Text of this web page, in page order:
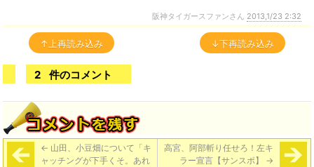
阪神タイガースファンさん 2013,1/23 2:32
↑上再読み込み ↓下再読み込み
2 件のコメント
← 山田、小豆畑について「キ
ャッチングが下手くそ。あれ
高宮、阿部斬り任せろ！左キ
ラー宣言【サンスポ】 →